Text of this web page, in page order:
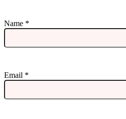
Name *
Email *